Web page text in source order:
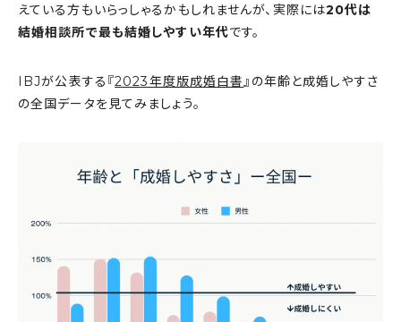
えている方もいらっしゃるかもしれませんが、実際には20代は
結婚相談所で最も結婚しやすい年代です。
IBJが公表する『2023年度版成婚白書 』の年齢と成婚しやすさ
の全国データを見てみましょう。